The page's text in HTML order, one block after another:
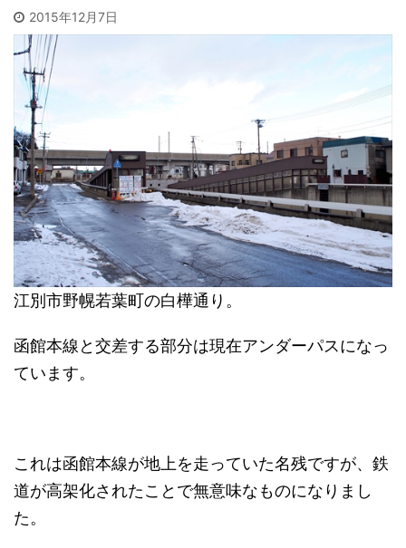
2015年12月7日
江別市野幌若葉町の白樺通り。
函館本線と交差する部分は現在アンダーパスになっ
ています。
これは函館本線が地上を走っていた名残ですが、鉄
道が高架化されたことで無意味なものになりまし
た。